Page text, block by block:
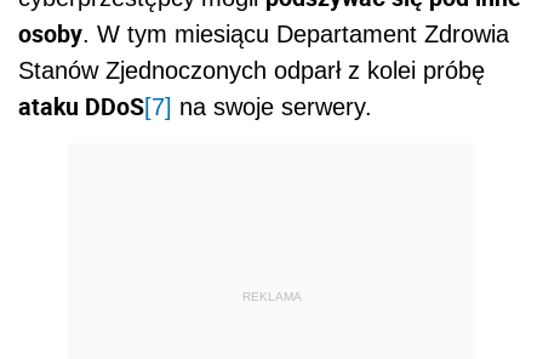
osoby. W tym miesiącu Departament Zdrowia
Stanów Zjednoczonych odparł z kolei próbę
ataku DDoS[7] na swoje serwery.
REKLAMA